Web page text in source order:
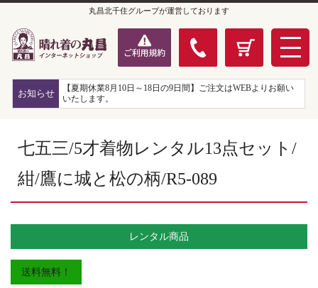
丸昌北千住グループが運営しております
お知らせ
【夏期休業8月10日～18日の9日間】ご注文はWEBよりお願い
いたします。
七五三/5才着物レンタル13点セット/
紺/鷹に城と松の柄/R5-089
レンタル商品
送料無料！